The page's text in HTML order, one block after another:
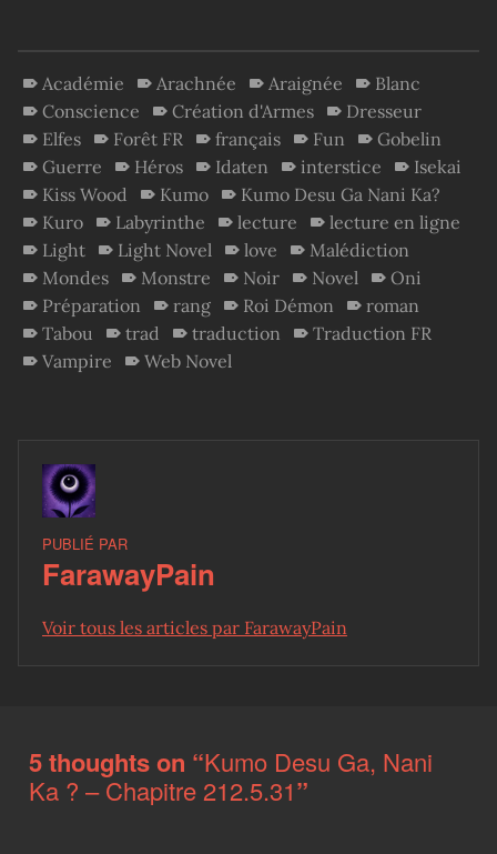
Académie Arachnée Araignée
Blanc
Conscience
Création d'Armes
Dresseur
Elfes
Forêt FR français Fun
Gobelin
Guerre
Héros Idaten interstice
Isekai
Kiss Wood
Kumo
Kumo Desu Ga Nani Ka?
Kuro
Labyrinthe lecture
lecture en ligne
Light
Light Novel love
Malédiction
Mondes
Monstre Noir Novel
Oni
Préparation
rang Roi Démon
roman
Tabou
trad traduction
Traduction FR
Vampire
Web Novel
PUBLIÉ PAR
FarawayPain
Voir tous les articles par FarawayPain
5 thoughts on “Kumo Desu Ga, Nani
Ka ? – Chapitre 212.5.31”